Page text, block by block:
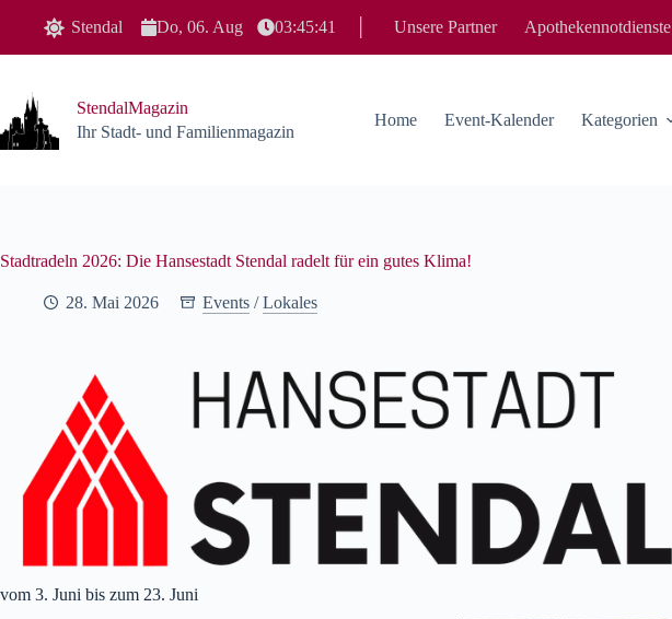
Stendal Do, 06. Aug 03:45:42 Unsere Partner Apothekennotdienste
StendalMagazin
Ihr Stadt- und Familienmagazin
Home Event-Kalender Kategorien
Stadtradeln 2026: Die Hansestadt Stendal radelt für ein gutes Klima!
28. Mai 2026 Events /Lokales
vom 3. Juni bis zum 23. Juni